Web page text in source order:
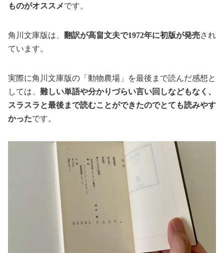
ものがオススメです。
角川文庫版は、 翻訳が高畠文夫で1972年に初版が発売され
ています。
実際に角川文庫版の「動物農場」を最後まで読んだ感想と
しては、 難しい単語や分かりづらい言い回しなどもなく、
スラスラと最後まで読むことができたのでとても読みやす
かったです。